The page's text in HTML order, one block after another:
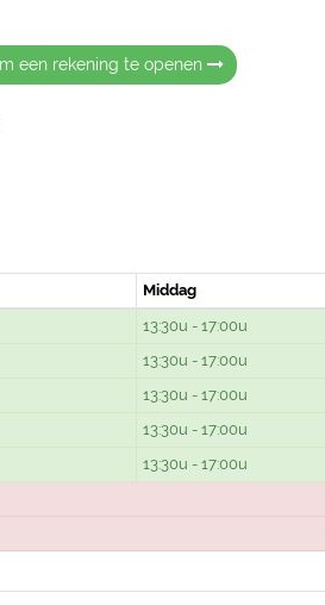
een rekening te openen
Middag
13:30u - 17:00u
13:30u - 17:00u
13:30u - 17:00u
13:30u - 17:00u
13:30u - 17:00u